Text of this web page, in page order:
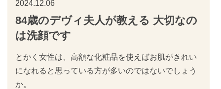
2024.12.06
84歳のデヴィ夫人が教える 大切なの
は洗顔です
とかく女性は、高額な化粧品を使えばお肌がきれい
になれると思っている方が多いのではないでしょう
か。